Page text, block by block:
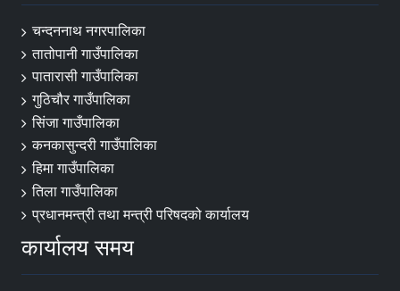
चन्दननाथ नगरपालिका
तातोपानी गाउँपालिका
पातारासी गाउँपालिका
गुठिचौर गाउँपालिका
सिंजा गाउँपालिका
कनकासुन्दरी गाउँपालिका
हिमा गाउँपालिका
तिला गाउँपालिका
प्रधानमन्त्री तथा मन्त्री परिषदको कार्यालय
कार्यालय समय